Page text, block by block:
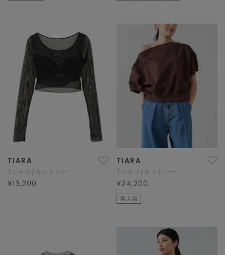
TIARA
Tシャツ/カットソー
¥13,200
TIARA
Tシャツ/カットソー
¥24,200
再入荷